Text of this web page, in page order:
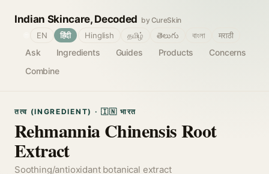
Indian Skincare, Decoded by CureSkin
Ask Ingredients Guides Products
Concerns
Combine
EN हिंदी Hinglish தமிழ் తెలుగు বাংলা मराठी
तत्व (INGREDIENT) · 🇮🇳 भारत
Rehmannia Chinensis Root
Extract
Soothing/antioxidant botanical extract